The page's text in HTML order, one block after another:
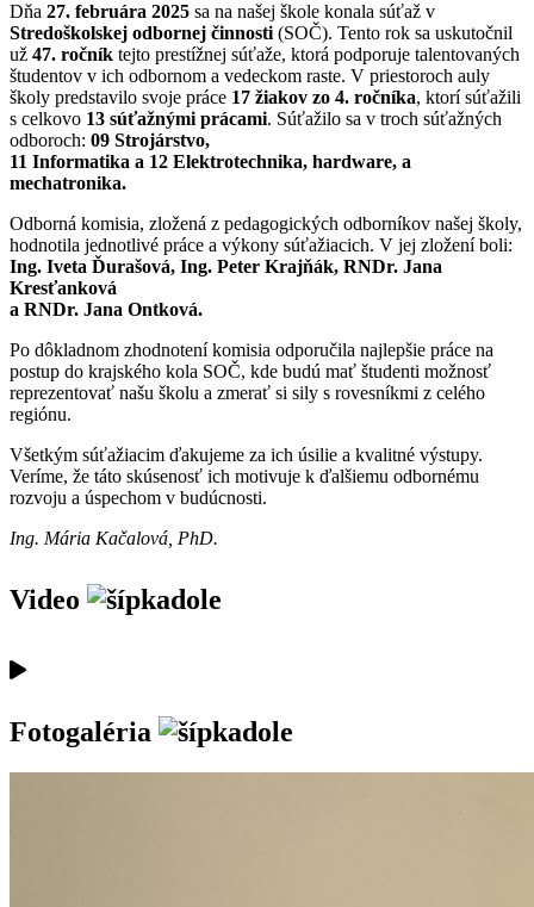
Dňa 27. februára 2025 sa na našej škole konala súťaž v
Stredoškolskej odbornej činnosti (SOČ). Tento rok sa uskutočnil
už 47. ročník tejto prestížnej súťaže, ktorá podporuje talentovaných
študentov v ich odbornom a vedeckom raste. V priestoroch auly
školy predstavilo svoje práce 17 žiakov zo 4. ročníka, ktorí súťažili
s celkovo 13 súťažnými prácami. Súťažilo sa v troch súťažných
odboroch: 09 Strojárstvo,
11 Informatika a 12 Elektrotechnika, hardware, a
mechatronika.
Odborná komisia, zložená z pedagogických odborníkov našej školy,
hodnotila jednotlivé práce a výkony súťažiacich. V jej zložení boli:
Ing. Iveta Ďurašová, Ing. Peter Krajňák, RNDr. Jana
Kresťanková
a RNDr. Jana Ontková.
Po dôkladnom zhodnotení komisia odporučila najlepšie práce na
postup do krajského kola SOČ, kde budú mať študenti možnosť
reprezentovať našu školu a zmerať si sily s rovesníkmi z celého
regiónu.
Všetkým súťažiacim ďakujeme za ich úsilie a kvalitné výstupy.
Veríme, že táto skúsenosť ich motivuje k ďalšiemu odbornému
rozvoju a úspechom v budúcnosti.
Ing. Mária Kačalová, PhD.
Video
Fotogaléria